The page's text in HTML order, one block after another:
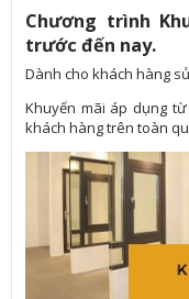
Chương trình
trước đến nay.
Dành cho khách hàng
Khuyến mãi áp dụng
khách hàng trên toàn